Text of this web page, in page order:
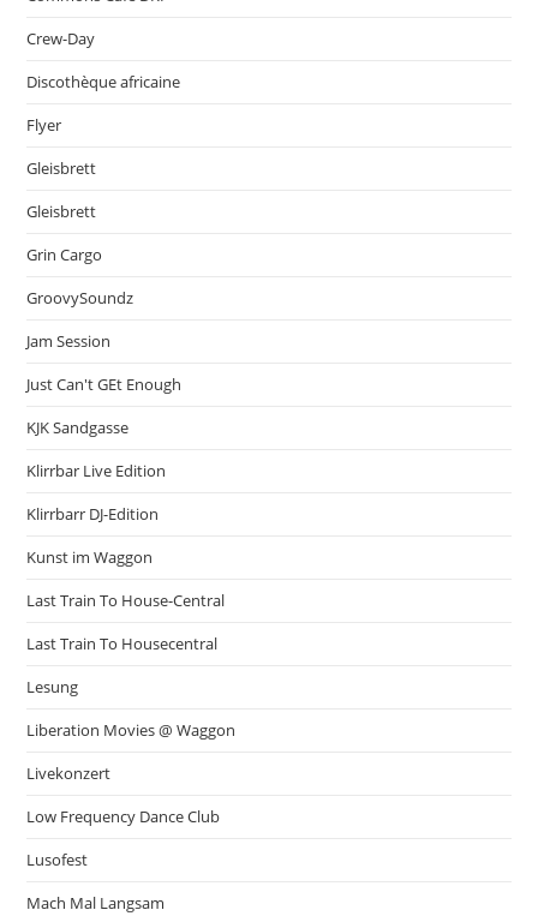
Crew-Day
Discothèque africaine
Flyer
Gleisbrett
Gleisbrett
Grin Cargo
GroovySoundz
Jam Session
Just Can't GEt Enough
KJK Sandgasse
Klirrbar Live Edition
Klirrbarr DJ-Edition
Kunst im Waggon
Last Train To House-Central
Last Train To Housecentral
Lesung
Liberation Movies @ Waggon
Livekonzert
Low Frequency Dance Club
Lusofest
Mach Mal Langsam